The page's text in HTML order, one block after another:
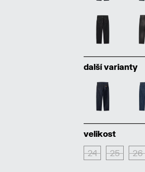
další varianty
velikost
24 25 26